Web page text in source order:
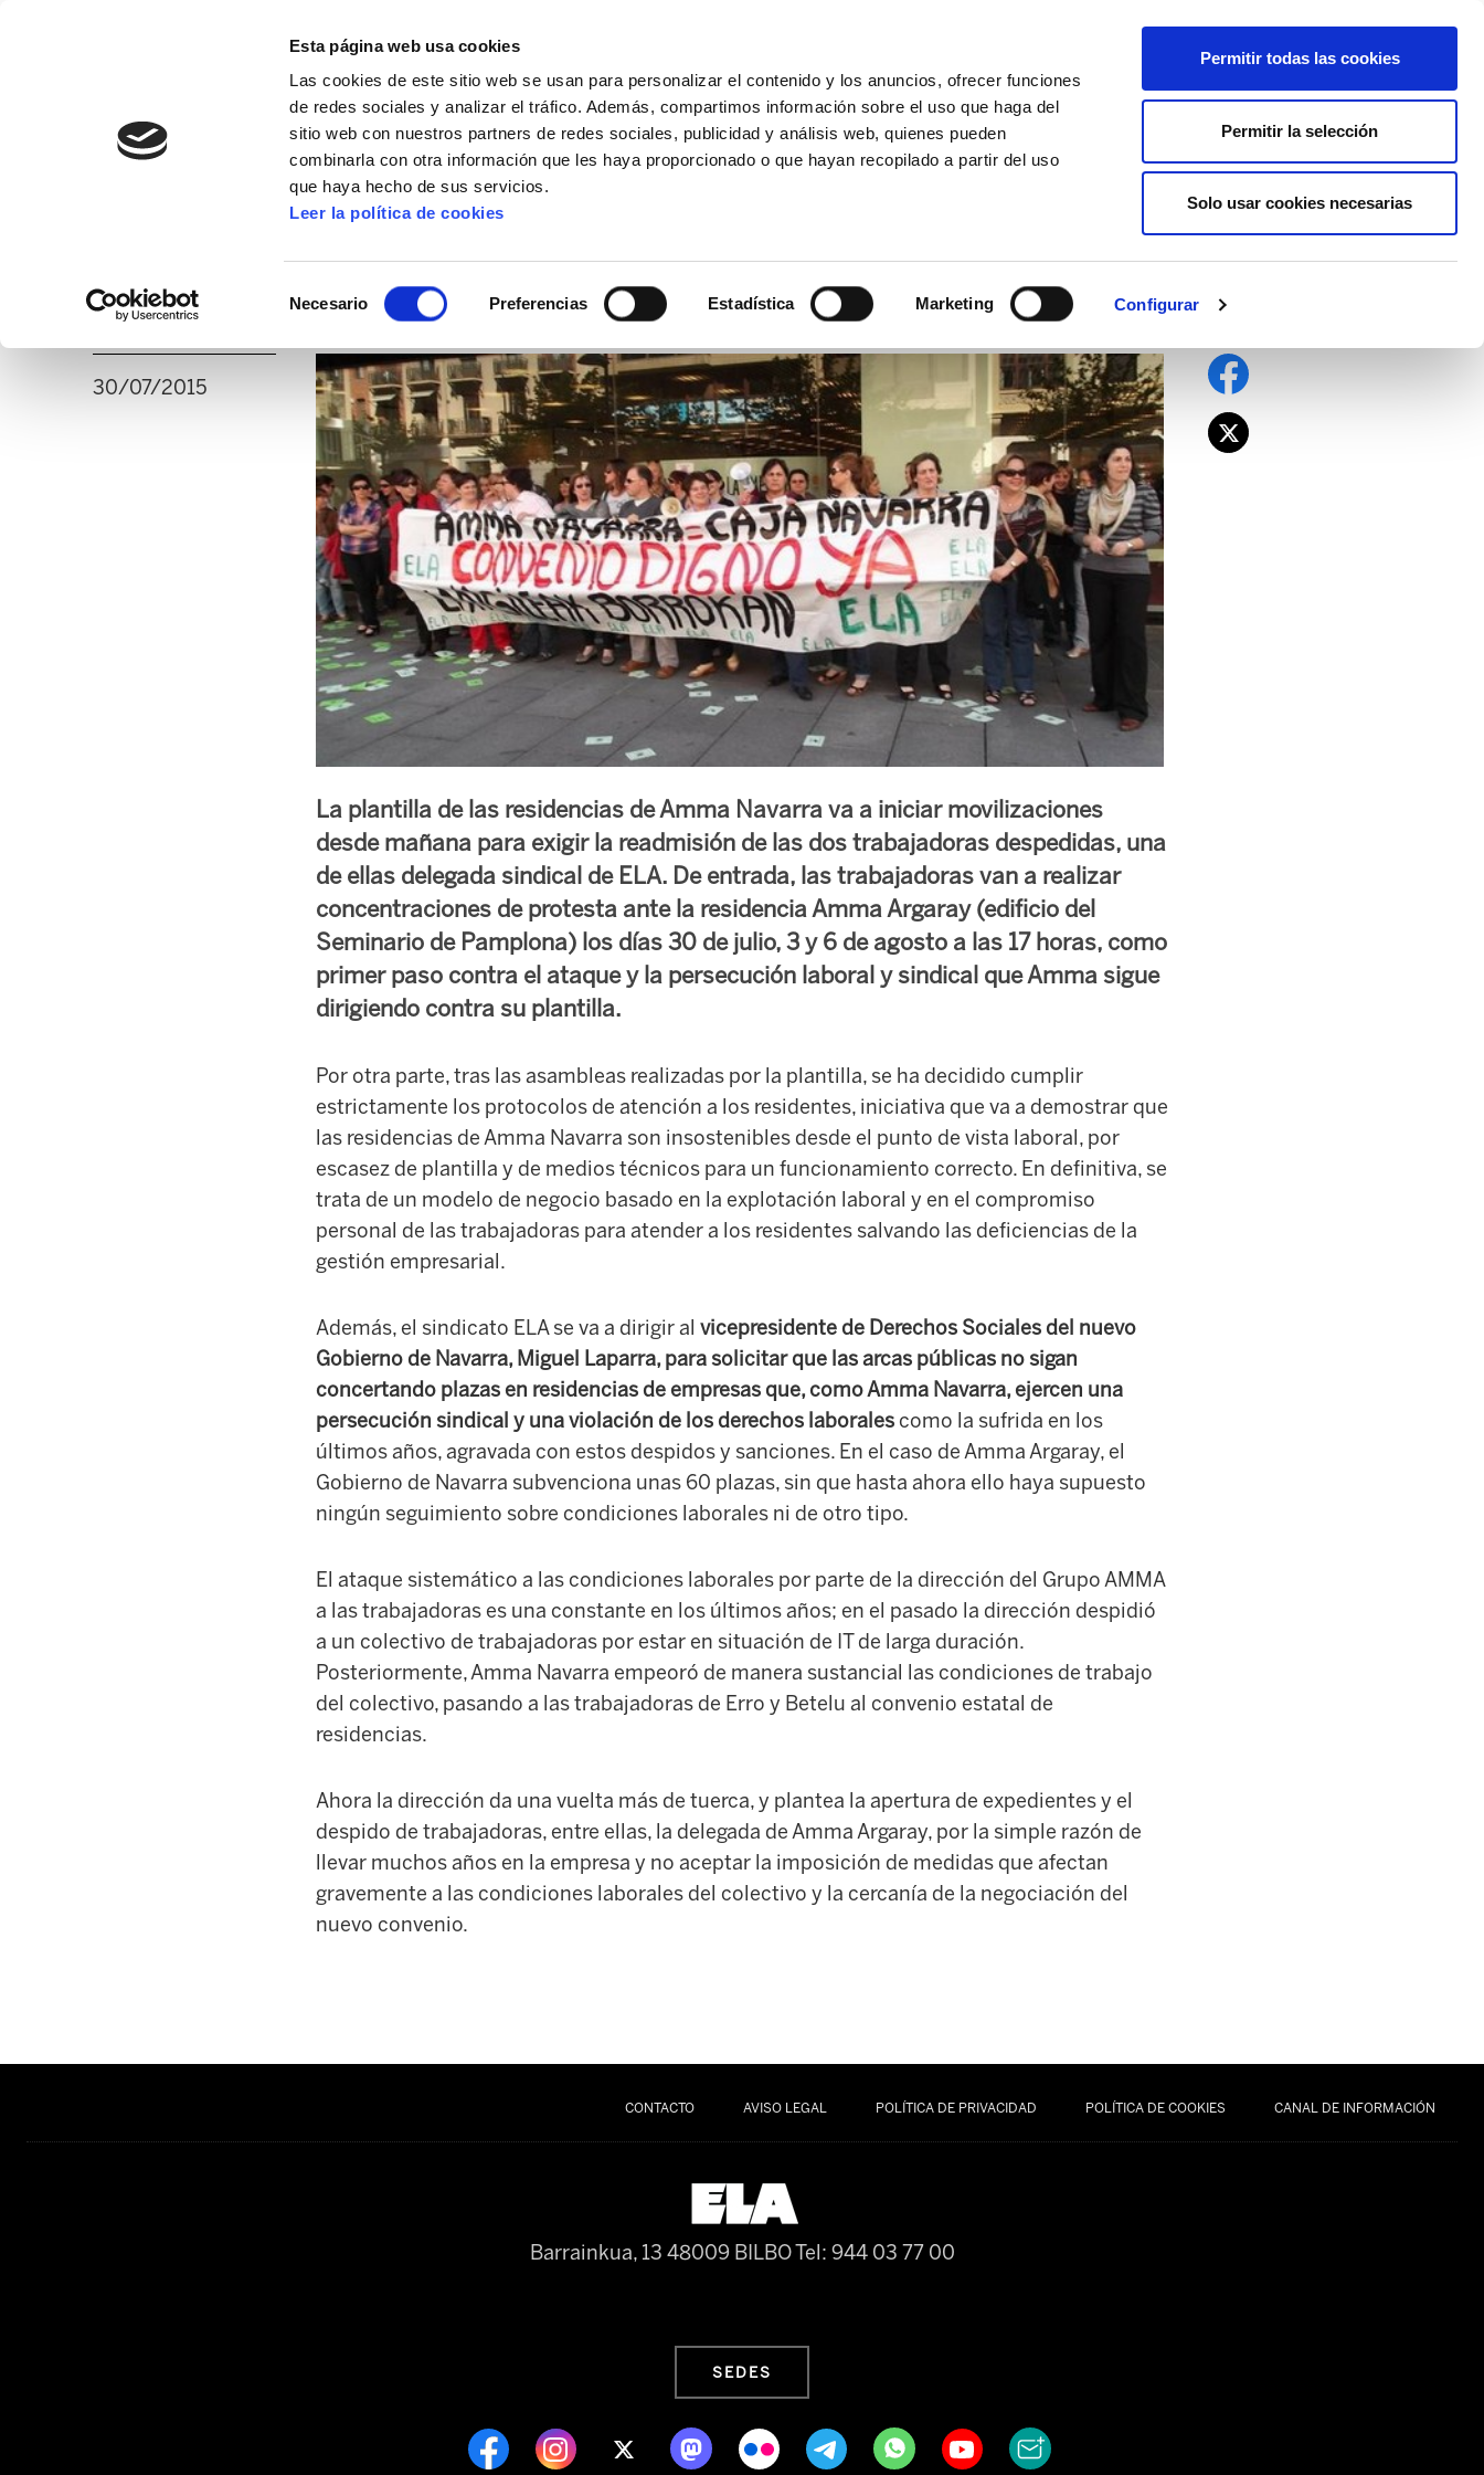
Esta página web usa cookies
Las cookies de este sitio web se usan para personalizar el contenido y los anuncios, ofrecer funciones
de redes sociales y analizar el tráfico. Además, compartimos información sobre el uso que haga del
sitio web con nuestros partners de redes sociales, publicidad y análisis web, quienes pueden
combinarla con otra información que les haya proporcionado o que hayan recopilado a partir del uso
que haya hecho de sus servicios.
Leer la política de cookies
Necesario Preferencias Estadística Marketing Configurar
Permitir todas las cookies
Permitir la selección
Solo usar cookies necesarias
AFÍLIATE
MANU ROBLES-ARANGIZ FUNDAZIOA BIDELAGUN FUNDAZIOA
Movilizaciones contra la persecución laboral, con despidos y
sanciones, en Amma Navarra
30/07/2015
La plantilla de las residencias de Amma Navarra va a iniciar movilizaciones
desde mañana para exigir la readmisión de las dos trabajadoras despedidas, una
de ellas delegada sindical de ELA. De entrada, las trabajadoras van a realizar
concentraciones de protesta ante la residencia Amma Argaray (edificio del
Seminario de Pamplona) los días 30 de julio, 3 y 6 de agosto a las 17 horas, como
primer paso contra el ataque y la persecución laboral y sindical que Amma sigue
dirigiendo contra su plantilla.
Por otra parte, tras las asambleas realizadas por la plantilla, se ha decidido cumplir
estrictamente los protocolos de atención a los residentes, iniciativa que va a demostrar que
las residencias de Amma Navarra son insostenibles desde el punto de vista laboral, por
escasez de plantilla y de medios técnicos para un funcionamiento correcto. En definitiva, se
trata de un modelo de negocio basado en la explotación laboral y en el compromiso
personal de las trabajadoras para atender a los residentes salvando las deficiencias de la
gestión empresarial.
Además, el sindicato ELA se va a dirigir al vicepresidente de Derechos Sociales del nuevo
Gobierno de Navarra, Miguel Laparra, para solicitar que las arcas públicas no sigan
concertando plazas en residencias de empresas que, como Amma Navarra, ejercen una
persecución sindical y una violación de los derechos laborales como la sufrida en los
últimos años, agravada con estos despidos y sanciones. En el caso de Amma Argaray, el
Gobierno de Navarra subvenciona unas 60 plazas, sin que hasta ahora ello haya supuesto
ningún seguimiento sobre condiciones laborales ni de otro tipo.
El ataque sistemático a las condiciones laborales por parte de la dirección del Grupo AMMA
a las trabajadoras es una constante en los últimos años; en el pasado la dirección despidió
a un colectivo de trabajadoras por estar en situación de IT de larga duración.
Posteriormente, Amma Navarra empeoró de manera sustancial las condiciones de trabajo
del colectivo, pasando a las trabajadoras de Erro y Betelu al convenio estatal de
residencias.
Ahora la dirección da una vuelta más de tuerca, y plantea la apertura de expedientes y el
despido de trabajadoras, entre ellas, la delegada de Amma Argaray, por la simple razón de
llevar muchos años en la empresa y no aceptar la imposición de medidas que afectan
gravemente a las condiciones laborales del colectivo y la cercanía de la negociación del
nuevo convenio.
CONTACTO AVISO LEGAL POLÍTICA DE PRIVACIDAD POLÍTICA DE COOKIES CANAL DE INFORMACIÓN
Barrainkua, 13 48009 BILBOTel: 944 03 77 00
SEDES